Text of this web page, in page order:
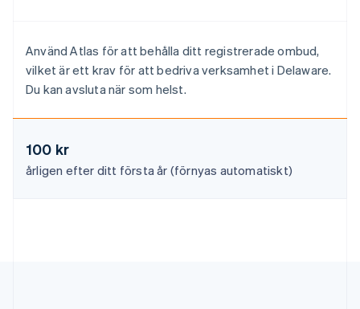
Använd Atlas för att behålla ditt registrerade ombud,
vilket är ett krav för att bedriva verksamhet i Delaware.
Du kan avsluta när som helst.
100 kr
årligen efter ditt första år (förnyas automatiskt)
English
Mexiko
Español English
NederlandsEnglish
English
Nya Zeeland